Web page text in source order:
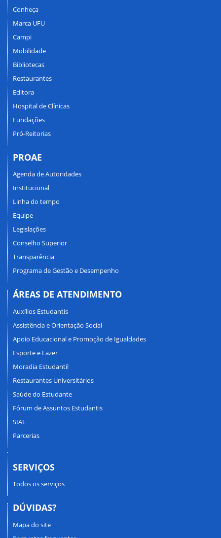
Conheça
Marca UFU
Campi
Mobilidade
Bibliotecas
Restaurantes
Editora
Hospital de Clínicas
Fundações
Pró-Reitorias
PROAE
Agenda de Autoridades
Institucional
Linha do tempo
Equipe
Legislações
Conselho Superior
Transparência
Programa de Gestão e Desempenho
ÁREAS DE ATENDIMENTO
Auxílios Estudantis
Assistência e Orientação Social
Apoio Educacional e Promoção de Igualdades
Esporte e Lazer
Moradia Estudantil
Restaurantes Universitários
Saúde do Estudante
Fórum de Assuntos Estudantis
SIAE
Parcerias
SERVIÇOS
Todos os serviços
DÚVIDAS?
Mapa do site